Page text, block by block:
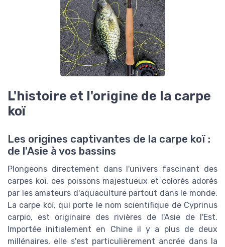
L'histoire et l'origine de la carpe
koï
Les origines captivantes de la carpe koï :
de l'Asie à vos bassins
Plongeons directement dans l'univers fascinant des
carpes koï, ces poissons majestueux et colorés adorés
par les amateurs d'aquaculture partout dans le monde.
La carpe koï, qui porte le nom scientifique de Cyprinus
carpio, est originaire des rivières de l'Asie de l'Est.
Importée initialement en Chine il y a plus de deux
millénaires, elle s'est particulièrement ancrée dans la